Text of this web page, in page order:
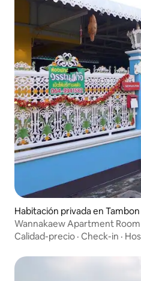
Habitación privada en
Wannakaew Apartment
Calidad-precio · Check-in ·